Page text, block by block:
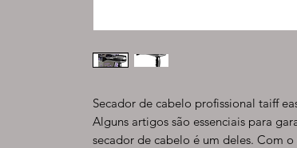
Secador de cabelo profissional taiff
Alguns artigos são essenciais para
secador de cabelo é um deles. Com